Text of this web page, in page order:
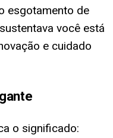
esgotamento de
você está
e cuidado
o significado: